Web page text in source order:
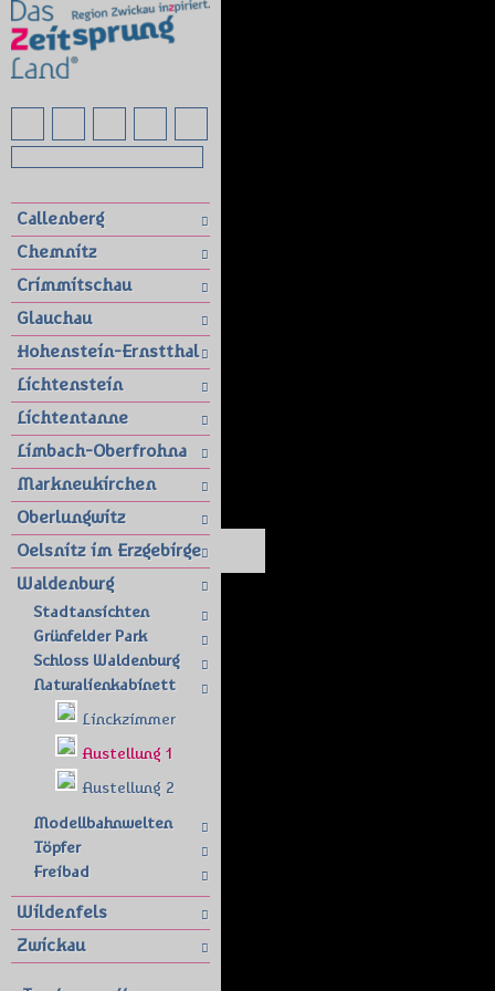
Callenberg
Chemnitz
Crimmitschau
Glauchau
Hohenstein-Ernstthal
Lichtenstein
Lichtentanne
Limbach-Oberfrohna
Markneukirchen
Oberlungwitz
Oelsnitz im Erzgebirge
Waldenburg
Stadtansichten
Grünfelder Park
Schloss Waldenburg
Naturalienkabinett
Linckzimmer
Austellung 1
Austellung 2
Modellbahnwelten
Töpfer
Freibad
Wildenfels
Zwickau